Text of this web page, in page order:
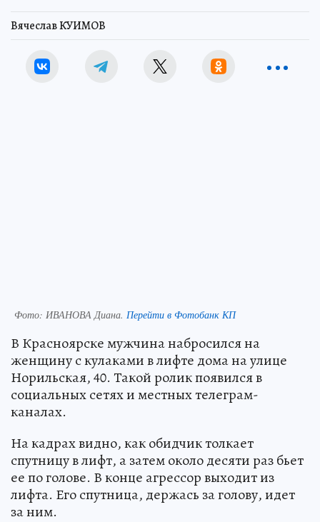
Вячеслав КУИМОВ
Фото: ИВАНОВА Диана. Перейти в Фотобанк КП
В Красноярске мужчина набросился на
женщину с кулаками в лифте дома на улице
Норильская, 40. Такой ролик появился в
социальных сетях и местных телеграм-
каналах.
На кадрах видно, как обидчик толкает
спутницу в лифт, а затем около десяти раз бьет
ее по голове. В конце агрессор выходит из
лифта. Его спутница, держась за голову, идет
за ним.